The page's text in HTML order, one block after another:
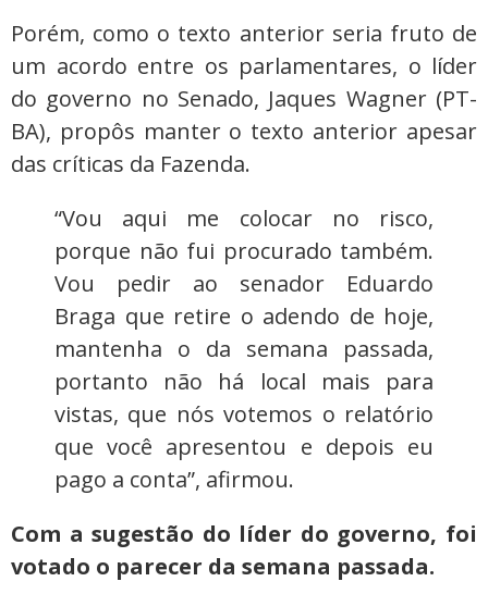
Porém, como o texto anterior seria fruto de
um acordo entre os parlamentares, o líder
do governo no Senado, Jaques Wagner (PT-
BA), propôs manter o texto anterior apesar
das críticas da Fazenda.
“Vou aqui me colocar no risco,
porque não fui procurado também.
Vou pedir ao senador Eduardo
Braga que retire o adendo de hoje,
mantenha o da semana passada,
portanto não há local mais para
vistas, que nós votemos o relatório
que você apresentou e depois eu
pago a conta”, afirmou.
Com a sugestão do líder do governo, foi
votado o parecer da semana passada.